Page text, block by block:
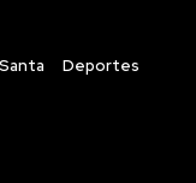
Deportes